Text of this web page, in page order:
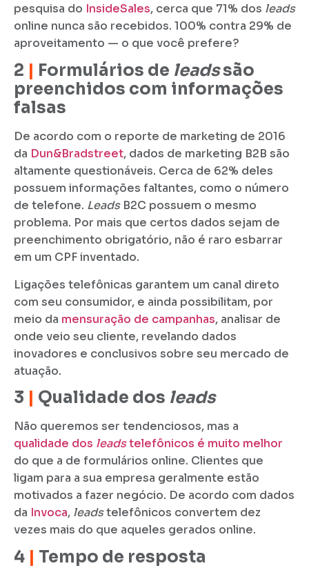
pesquisa do InsideSales, cerca que 71% dos leads
online nunca são recebidos. 100% contra 29% de
aproveitamento — o que você prefere?
2 | Formulários de leadssão
preenchidos com informações
falsas
De acordo com o reporte de marketing de 2016
da Dun&Bradstreet, dados de marketing B2B são
altamente questionáveis. Cerca de 62% deles
possuem informações faltantes, como o número
de telefone. LeadsB2C possuem o mesmo
problema. Por mais que certos dados sejam de
preenchimento obrigatório, não é raro esbarrar
em um CPF inventado.
Ligações telefônicas garantem um canal direto
com seu consumidor, e ainda possibilitam, por
meio da mensuração de campanhas, analisar de
onde veio seu cliente, revelando dados
inovadores e conclusivos sobre seu mercado de
atuação.
3 | Qualidade dos leads
Não queremos ser tendenciosos, mas a
qualidade dos leadstelefônicos é muito melhor
do que a de formulários online. Clientes que
ligam para a sua empresa geralmente estão
motivados a fazer negócio. De acordo com dados
da Invoca, leadstelefônicos convertem dez
vezes mais do que aqueles gerados online.
4 | Tempo de resposta